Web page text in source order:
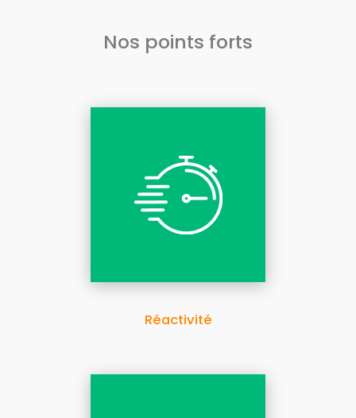
Nos points forts
Réactivité